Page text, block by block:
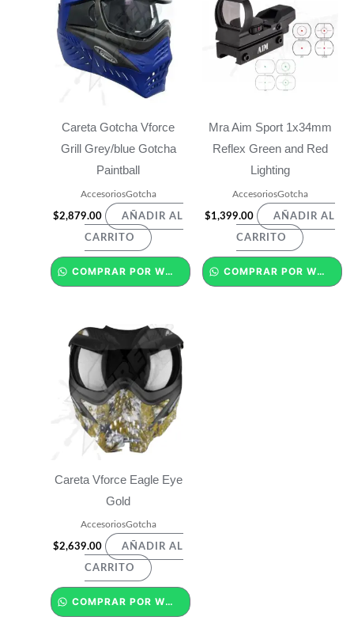
Careta Gotcha Vforce
Grill Grey/blue Gotcha
Paintball
AccesoriosGotcha
$2,879.00 AÑADIR AL
CARRITO
COMPRAR POR WHATSAPP
Mra Aim Sport 1x34mm
Reflex Green and Red
Lighting
AccesoriosGotcha
$1,399.00 AÑADIR AL
CARRITO
COMPRAR POR WHATSAPP
Careta Vforce Eagle Eye
Gold
AccesoriosGotcha
$2,639.00 AÑADIR AL
CARRITO
COMPRAR POR WHATSAPP